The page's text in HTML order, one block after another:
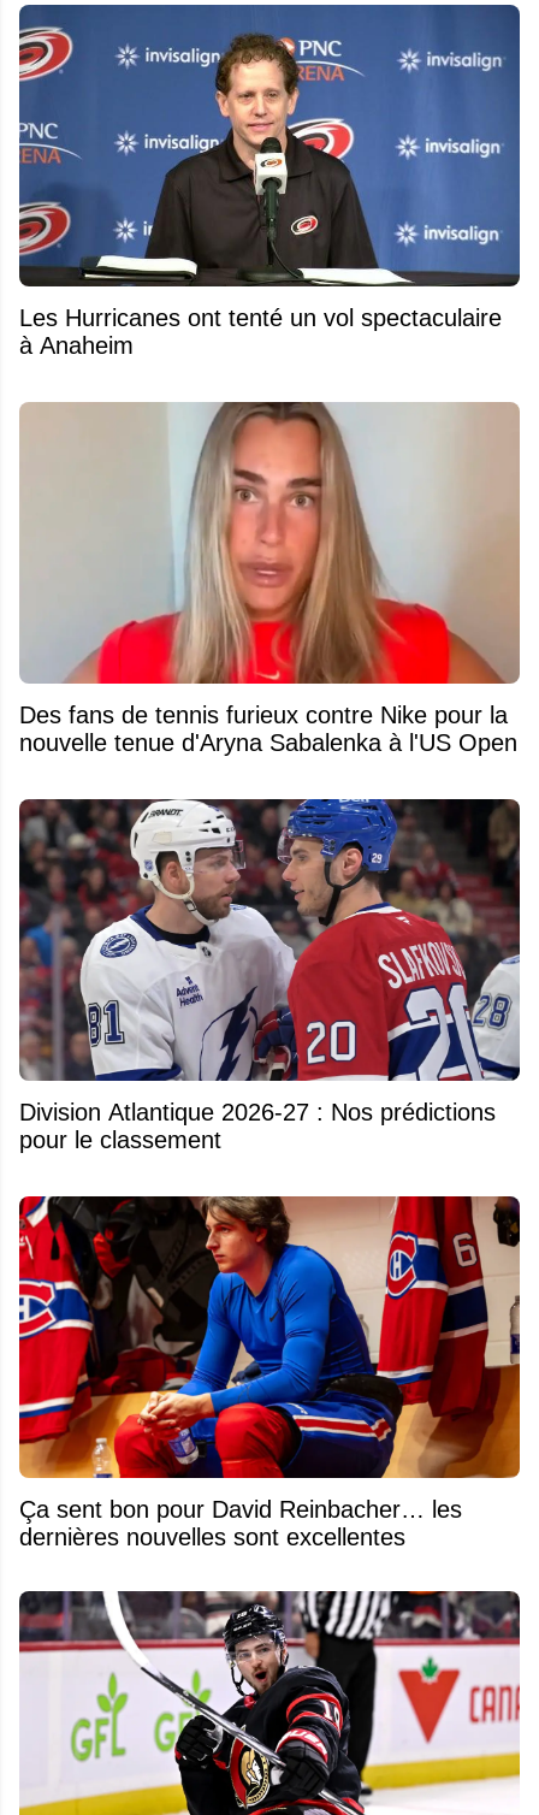
Les Hurricanes ont tenté un vol spectaculaire
à Anaheim
Des fans de tennis furieux contre Nike pour la
nouvelle tenue d'Aryna Sabalenka à l'US Open
Division Atlantique 2026-27 : Nos prédictions
pour le classement
Ça sent bon pour David Reinbacher… les
dernières nouvelles sont excellentes